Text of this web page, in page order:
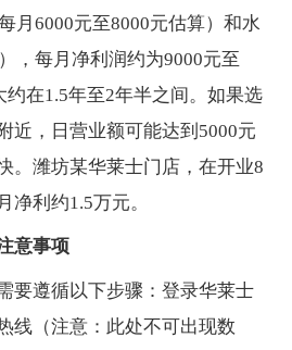
月6000元至8000元估算）和水
，每月净利润约为9000元至
约在1.5年至2年半之间。如果选
近，日营业额可能达到5000元
。潍坊某华莱士门店，在开业8
净利约1.5万元。
意事项
遵循以下步骤：登录华莱士
线（注意：此处不可出现数